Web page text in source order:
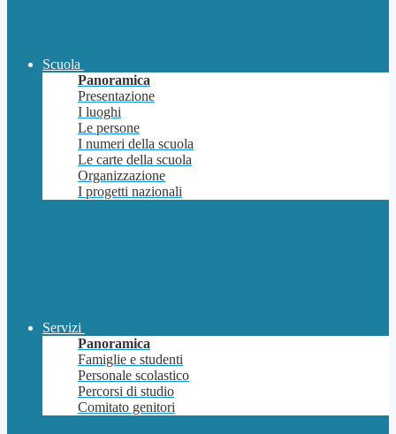
Scuola
Panoramica
Presentazione
I luoghi
Le persone
I numeri della scuola
Le carte della scuola
Organizzazione
I progetti nazionali
Servizi
Panoramica
Famiglie e studenti
Personale scolastico
Percorsi di studio
Comitato genitori